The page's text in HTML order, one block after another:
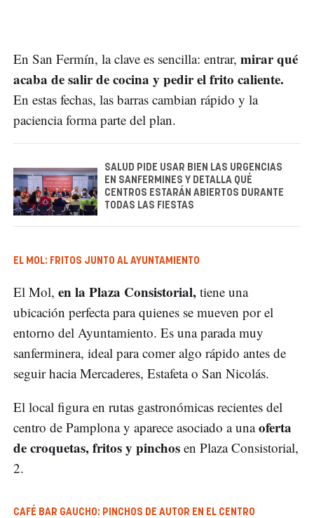
En San Fermín, la clave es sencilla: entrar, mirar qué
acaba de salir de cocina y pedir el frito caliente.
En estas fechas, las barras cambian rápido y la
paciencia forma parte del plan.
SALUD PIDE USAR BIEN LAS URGENCIAS
EN SANFERMINES Y DETALLA QUÉ
CENTROS ESTARÁN ABIERTOS DURANTE
TODAS LAS FIESTAS
EL MOL: FRITOS JUNTO AL AYUNTAMIENTO
El Mol, en la Plaza Consistorial, tiene una
ubicación perfecta para quienes se mueven por el
entorno del Ayuntamiento. Es una parada muy
sanferminera, ideal para comer algo rápido antes de
seguir hacia Mercaderes, Estafeta o San Nicolás.
El local figura en rutas gastronómicas recientes del
centro de Pamplona y aparece asociado a unaoferta
de croquetas, fritos y pinchos en Plaza Consistorial,
2.
CAFÉ BAR GAUCHO: PINCHOS DE AUTOR EN EL CENTRO